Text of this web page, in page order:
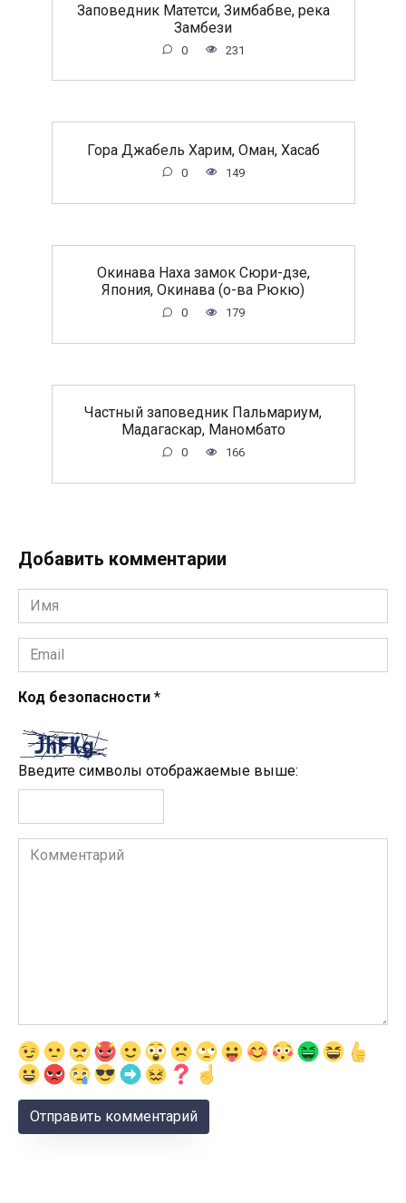
Заповедник Матетси, Зимбабве, река
Замбези
0 231
Гора Джабель Харим, Оман, Хасаб
0 149
Окинава Наха замок Сюри-дзе,
Япония, Окинава (о-ва Рюкю)
0 179
Частный заповедник Пальмариум,
Мадагаскар, Маномбато
0 166
Добавить комментарии
Имя
*
Email
*
Код безопасности *
Введите символы отображаемые выше:
Комментарий